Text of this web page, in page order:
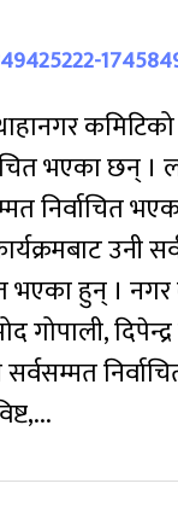
भएका छन् ।
निर्वाचित
उनी
भएका हुन् ।
गोपाली,